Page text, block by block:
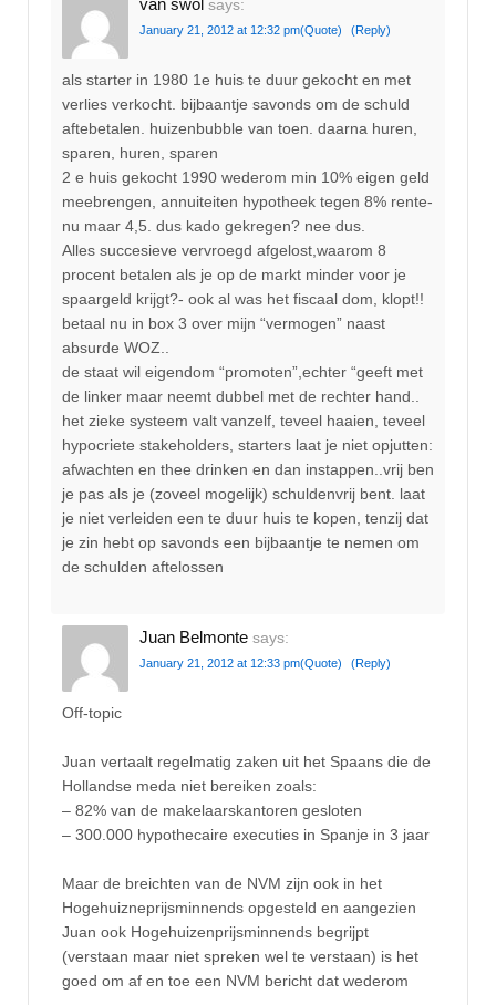
van swol says:
January 21, 2012 at 12:32 pm(Quote) (Reply)
als starter in 1980 1e huis te duur gekocht en met
verlies verkocht. bijbaantje savonds om de schuld
aftebetalen. huizenbubble van toen. daarna huren,
sparen, huren, sparen
2 e huis gekocht 1990 wederom min 10% eigen geld
meebrengen, annuiteiten hypotheek tegen 8% rente-
nu maar 4,5. dus kado gekregen? nee dus.
Alles succesieve vervroegd afgelost,waarom 8
procent betalen als je op de markt minder voor je
spaargeld krijgt?- ook al was het fiscaal dom, klopt!!
betaal nu in box 3 over mijn “vermogen” naast
absurde WOZ..
de staat wil eigendom “promoten”,echter “geeft met
de linker maar neemt dubbel met de rechter hand..
het zieke systeem valt vanzelf, teveel haaien, teveel
hypocriete stakeholders, starters laat je niet opjutten:
afwachten en thee drinken en dan instappen..vrij ben
je pas als je (zoveel mogelijk) schuldenvrij bent. laat
je niet verleiden een te duur huis te kopen, tenzij dat
je zin hebt op savonds een bijbaantje te nemen om
de schulden aftelossen
Juan Belmonte says:
January 21, 2012 at 12:33 pm(Quote) (Reply)
Off-topic
Juan vertaalt regelmatig zaken uit het Spaans die de
Hollandse meda niet bereiken zoals:
– 82% van de makelaarskantoren gesloten
– 300.000 hypothecaire executies in Spanje in 3 jaar
Maar de breichten van de NVM zijn ook in het
Hogehuizneprijsminnends opgesteld en aangezien
Juan ook Hogehuizenprijsminnends begrijpt
(verstaan maar niet spreken wel te verstaan) is het
goed om af en toe een NVM bericht dat wederom